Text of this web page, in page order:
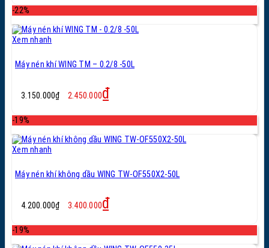
-22%
Xem nhanh
Máy nén khí WING TM – 0.2/8 -50L
3.150.000₫
Giá
gốc
2.450.000₫
-19%
Xem nhanh
Máy nén khí không dầu WING TW-OF550X2-50L
4.200.000₫
gốc
3.400.000₫
-19%